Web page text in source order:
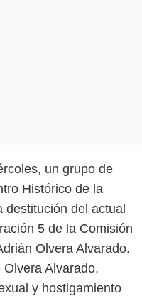
un grupo de
Histórico de la
destitución del actual
5 de la Comisión
Olvera Alvarado.
Alvarado,
y hostigamiento